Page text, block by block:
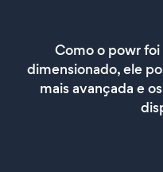
Como o powr
dimensionado, ele
mais avançada e